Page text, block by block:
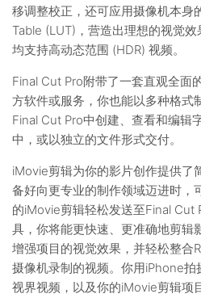
移调整校正，还可应用摄像机本身
Table (LUT)，营造出理想的视觉
均支持高动态范围 (HDR) 视频。
Final Cut Pro附带了一套直观全面
方软件或服务，你也能以多种格式
Final Cut Pro中创建、查看和编辑
中，或以独立的文件形式交付。
iMovie剪辑为你的影片创作提供了
备好向更专业的制作领域迈进时，
的iMovie剪辑轻松发送至Final Cut
具，你将能更快速、更准确地剪辑
增强项目的视觉效果，并轻松整合
摄像机录制的视频。你用iPhone
视界视频，以及你的iMovie剪辑项